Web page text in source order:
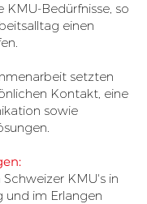
KMU-Bedürfnisse, so
einen
setzten
Kontakt, eine
sowie
KMU's in
und im Erlangen